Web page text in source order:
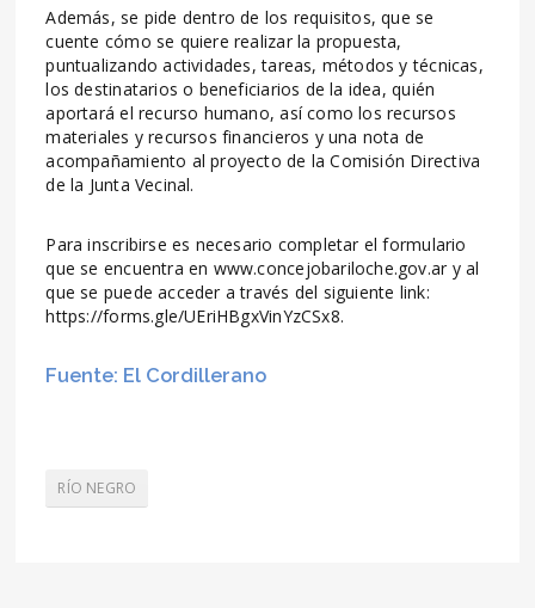
Además, se pide dentro de los requisitos, que se
cuente cómo se quiere realizar la propuesta,
puntualizando actividades, tareas, métodos y técnicas,
los destinatarios o beneficiarios de la idea, quién
aportará el recurso humano, así como los recursos
materiales y recursos financieros y una nota de
acompañamiento al proyecto de la Comisión Directiva
de la Junta Vecinal.
Para inscribirse es necesario completar el formulario
que se encuentra en www.concejobariloche.gov.ar y al
que se puede acceder a través del siguiente link:
https://forms.gle/UEriHBgxVinYzCSx8.
Fuente: El Cordillerano
RÍO NEGRO